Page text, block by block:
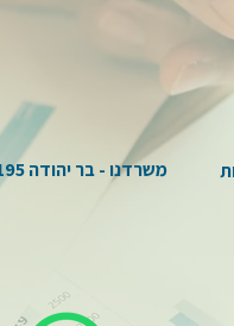
משרדנו - בר יהודה 195 נשר